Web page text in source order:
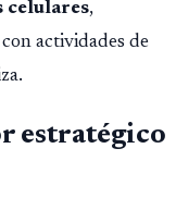
celulares,
actividades de
estratégico